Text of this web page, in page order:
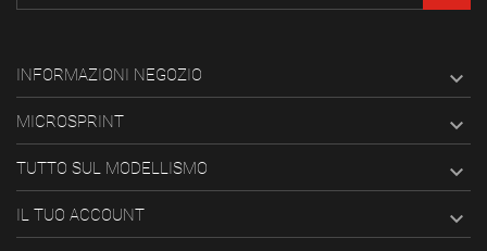
INFORMAZIONI NEGOZIO 
MICROSPRINT 
TUTTO SUL MODELLISMO 
IL TUO ACCOUNT 